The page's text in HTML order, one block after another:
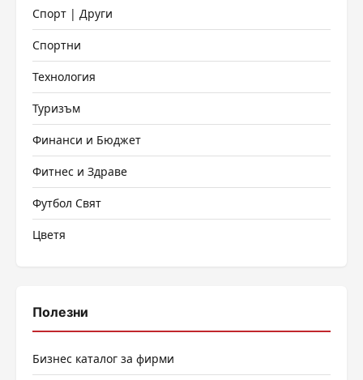
Спорт | Други
Спортни
Технология
Туризъм
Финанси и Бюджет
Фитнес и Здраве
Футбол Свят
Цветя
Полезни
Бизнес каталог за фирми